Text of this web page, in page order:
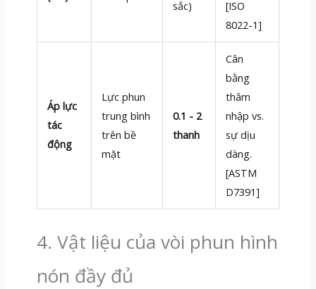
sắc)
[ISO
8022-1]
Áp lực
tác
động
Lực phun
trung bình
trên bề
mặt
0.1 - 2
thanh
Cân
bằng
thâm
nhập vs.
sự dịu
dàng.
[ASTM
D7391]
4. Vật liệu của vòi phun hình
nón đầy đủ